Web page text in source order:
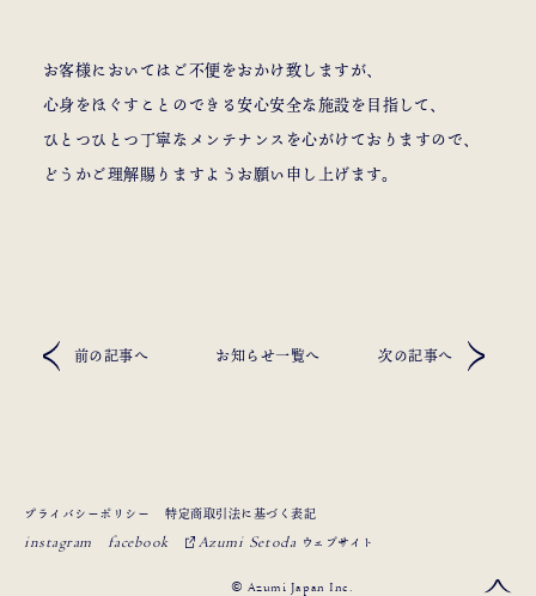
プライバシーポリシー 特定商取引法に基づく表記
instagram facebook Azumi Setoda ウェブサイト
お客様においてはご不便をおかけ致しますが、
心身をほぐすことのできる安心安全な施設を目指して、
ひとつひとつ丁寧なメンテナンスを心がけておりますので、
どうかご理解賜りますようお願い申し上げます。
前の記事へ お知らせ一覧へ 次の記事へ
© Azumi Japan Inc.